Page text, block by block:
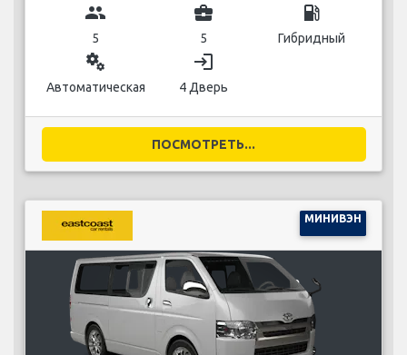
group
5
business_center
5
local_gas_station
Гибридный
miscellaneous_services
Автоматическая
login
4 Дверь
ПОСМОТРЕТЬ...
МИНИВЭН